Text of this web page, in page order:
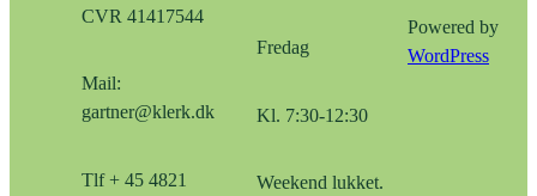
CVR 41417544
Mail:
gartner@klerk.dk
Tlf + 45 4821
Fredag
Kl. 7:30-12:30
Weekend lukket.
Powered by
WordPress